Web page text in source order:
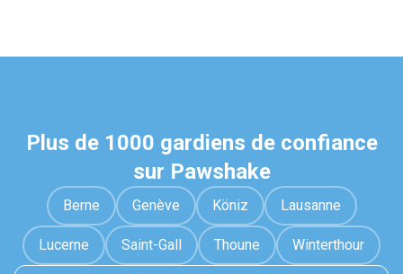
Plus de 1000 gardiens de confiance
sur Pawshake
Berne Genève Köniz Lausanne
Lucerne Saint-Gall Thoune Winterthour